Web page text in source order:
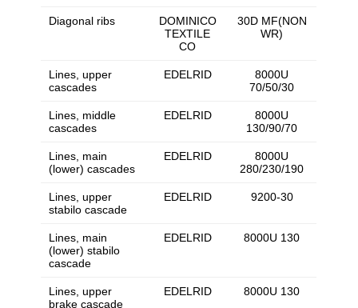
Diagonal ribs
DOMINICO
TEXTILE
CO
30D MF(NON
WR)
Lines, upper
cascades
EDELRID
8000U
70/50/30
Lines, middle
cascades
EDELRID
8000U
130/90/70
Lines, main
(lower) cascades
EDELRID
8000U
280/230/190
Lines, upper
stabilo cascade
EDELRID 9200-30
Lines, main
(lower) stabilo
cascade
EDELRID 8000U 130
Lines, upper
brake cascade
EDELRID 8000U 130